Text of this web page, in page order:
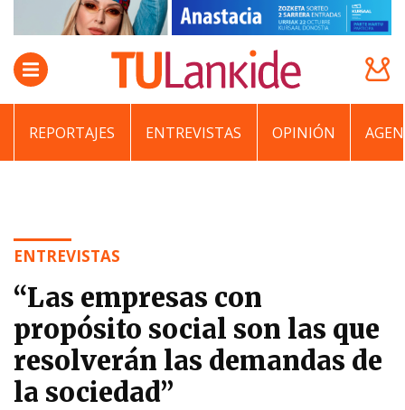
REPORTAJES ENTREVISTAS OPINIÓN
ENTREVISTAS
“Las empresas con
propósito social son las que
resolverán las demandas de
la sociedad”